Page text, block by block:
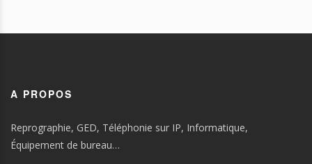
A PROPOS
Reprographie, GED, Téléphonie sur IP, Informatique,
Équipement de bureau…